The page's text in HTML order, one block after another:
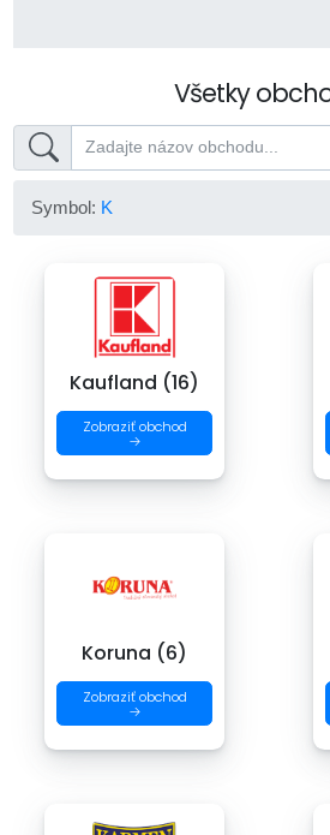
Všetky
Symbol: K
Kaufland (16)
Zobraziť obchod
→
Koruna (6)
Zobraziť obchod
→